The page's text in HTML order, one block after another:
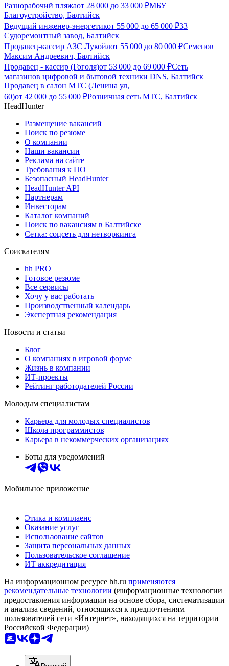
Разнорабочий пляжаот 28 000 до 33 000 ₽МБУ
Благоустройство, Балтийск
Ведущий инженер-энергетикот 55 000 до 65 000 ₽33
Судоремонтный завод, Балтийск
Продавец-кассир АЗС Лукойлот 55 000 до 80 000 ₽Семенов
Максим Андреевич, Балтийск
Продавец - кассир (Гоголя)от 53 000 до 69 000 ₽Сеть
магазинов цифровой и бытовой техники DNS, Балтийск
Продавец в салон МТС (Ленина ул,
60)от 42 000 до 55 000 ₽Розничная сеть МТС, Балтийск
HeadHunter
Размещение вакансий
Поиск по резюме
О компании
Наши вакансии
Реклама на сайте
Требования к ПО
Безопасный HeadHunter
HeadHunter API
Партнерам
Инвесторам
Каталог компаний
Поиск по вакансиям в Балтийске
Сетка: соцсеть для нетворкинга
Соискателям
hh PRO
Готовое резюме
Все сервисы
Хочу у вас работать
Производственный календарь
Экспертная рекомендация
Новости и статьи
Блог
О компаниях в игровой форме
Жизнь в компании
ИТ-проекты
Рейтинг работодателей России
Молодым специалистам
Карьера для молодых специалистов
Школа программистов
Карьера в некоммерческих организациях
Боты для уведомлений
Мобильное приложение
Этика и комплаенс
Оказание услуг
Использование сайтов
Защита персональных данных
Пользовательское соглашение
ИТ аккредитация
На информационном ресурсе hh.ru применяются
рекомендательные технологии (информационные технологии
предоставления информации на основе сбора, систематизации
и анализа сведений, относящихся к предпочтениям
пользователей сети «Интернет», находящихся на территории
Российской Федерации)